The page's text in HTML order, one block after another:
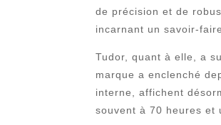
de précision et de
incarnant un savoir-
Tudor, quant à elle, a
marque a enclenché
interne, affichent
souvent à 70 heures et